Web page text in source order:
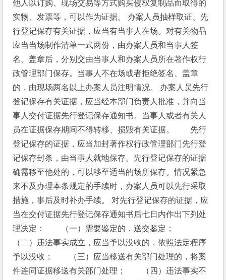
他人以订购、现场交易等方式购买侵权复制品而取得的
实物、发票等，可以作为证据。 办案人员抽样取证、先
行登记保存有关证据，应当有当事人在场。对有关物品
应当当场制作清单一式两份，由办案人员和当事人签
名、盖章后，分别交由当事人和办案人员所在著作权行
政管理部门保存。当事人不在场或者拒绝签名、盖章
的，由现场两名以上办案人员注明情况。 办案人员先行
登记保存有关证据，应当经本部门负责人批准，并向当
事人交付证据先行登记保存通知书。当事人或者有关人
员在证据保存期间不得转移、损毁有关证据。　　先行
登记保存的证据，应当加封著作权行政管理部门先行登
记保存封条，由当事人就地保存。先行登记保存的证据
确需移至他处的，可以移至适当的场所保存。情况紧急
来不及办理本条规定的手续时，办案人员可以先行采取
措施，事后及时补办手续。 对先行登记保存的证据，应
当在交付证据先行登记保存通知书后七日内作出下列处
理决定：　　（一）需要鉴定的，送交鉴定；
（二）违法事实成立，应当予以没收的，依照法定程序
予以没收；　　（三）应当移送有关部门处理的，将案
件连同证据移送有关部门处理；　　（四）违法事实不